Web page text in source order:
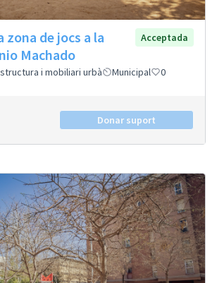
zona de jocs a la
Machado
Acceptada
i mobiliari urbà Municipal 0
Donar suport